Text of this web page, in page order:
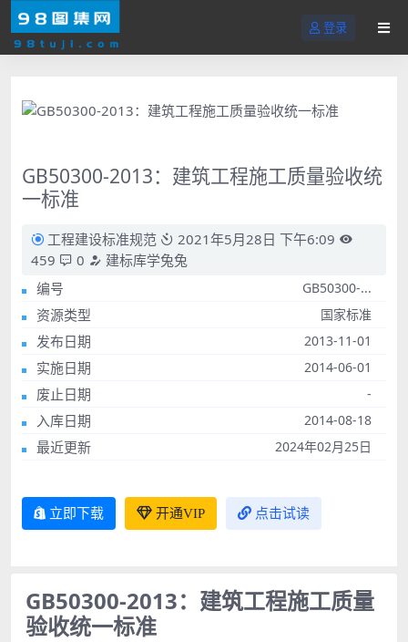
登录
GB50300-2013：建筑工程施工质量验收统
一标准
工程建设标准规范
2021年5月28日 下午6:09
459
0
建标库学兔兔
编号
GB50300-...
资源类型 国家标准
发布日期 2013-11-01
实施日期 2014-06-01
废止日期 -
入库日期 2014-08-18
最近更新 2024年02月25日
立即下载 开通VIP 点击试读
GB50300-2013：建筑工程施工质量
验收统一标准